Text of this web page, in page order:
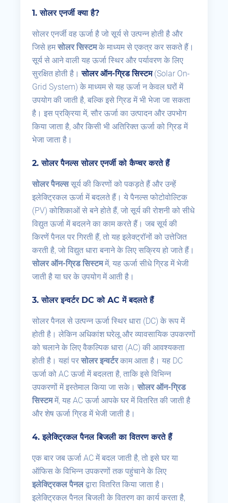
1.सोलर एनर्जी क्या है?
सोलर एनर्जी वह ऊर्जा है जो सूर्य से उत्पन्न होती है और
जिसे हमसोलर सिस्टमके माध्यम से एकत्र कर सकते हैं।
सूर्य से आने वाली यह ऊर्जा स्थिर और पर्यावरण के लिए
सुरक्षित होती है।सोलर ऑन-ग्रिड सिस्टम(Solar On-
Grid System) के माध्यम से यह ऊर्जा न केवल घरों में
उपयोग की जाती है, बल्कि इसे ग्रिड में भी भेजा जा सकता
है। इस प्रक्रिया में, सौर ऊर्जा का उत्पादन और उपभोग
किया जाता है, और किसी भी अतिरिक्त ऊर्जा को ग्रिड में
भेजा जाता है।
2.सोलर पैनल्स सोलर एनर्जी को कैप्चर करते हैं
सोलर पैनल्ससूर्य की किरणों को पकड़ते हैं और उन्हें
इलेक्ट्रिकल ऊर्जा में बदलते हैं। ये पैनल्स फोटोवोल्टिक
(PV) कोशिकाओं से बने होते हैं, जो सूर्य की रोशनी को सीधे
विद्युत ऊर्जा में बदलने का काम करते हैं। जब सूर्य की
किरणें पैनल पर गिरती हैं, तो यह इलेक्ट्रॉनों को उत्तेजित
करती है, जो विद्युत धारा बनाने के लिए सक्रिय हो जाते हैं।
सोलर ऑन-ग्रिड सिस्टममें, यह ऊर्जा सीधे ग्रिड में भेजी
जाती है या घर के उपयोग में आती है।
3.सोलर इन्वर्टर DCको ACमें बदलते हैं
सोलर पैनल से उत्पन्न ऊर्जा स्थिर धारा (DC) के रूप में
होती है। लेकिन अधिकांश घरेलू और व्यावसायिक उपकरणों
को चलाने के लिए वैकल्पिक धारा (AC) की आवश्यकता
होती है। यहां परसोलर इन्वर्टरकाम आता है। यह DC
ऊर्जा को AC ऊर्जा में बदलता है, ताकि इसे विभिन्न
उपकरणों में इस्तेमाल किया जा सके।सोलर ऑन-ग्रिड
सिस्टममें, यह AC ऊर्जा आपके घर में वितरित की जाती है
और शेष ऊर्जा ग्रिड में भेजी जाती है।
4.इलेक्ट्रिकल पैनल बिजली का वितरण करते हैं
एक बार जब ऊर्जा AC में बदल जाती है, तो इसे घर या
ऑफिस के विभिन्न उपकरणों तक पहुंचाने के लिए
इलेक्ट्रिकल पैनलद्वारा वितरित किया जाता है।
इलेक्ट्रिकल पैनल बिजली के वितरण का कार्य करता है,